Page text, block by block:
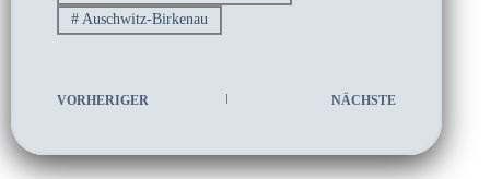
#Auschwitz-Birkenau
VORHERIGER NÄCHSTE